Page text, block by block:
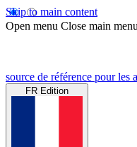
Skip to main content
Open menu Close main menu
source de référence pour les
FR Edition